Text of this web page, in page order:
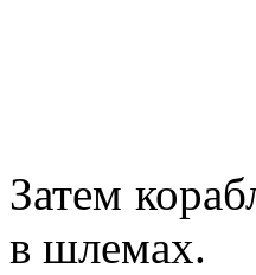
Затем
в шлемах.